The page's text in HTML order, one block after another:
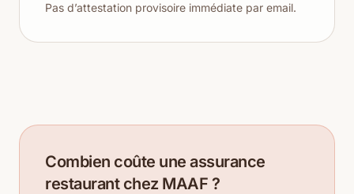
Pas d’attestation provisoire immédiate par email.
Combien coûte une assurance
restaurant chez MAAF ?